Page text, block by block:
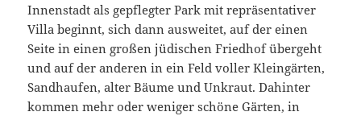
Innenstadt als gepflegter Park mit repräsentativer
Villa beginnt, sich dann ausweitet, auf der einen
Seite in einen großen jüdischen Friedhof übergeht
und auf der anderen in ein Feld voller Kleingärten,
Sandhaufen, alter Bäume und Unkraut. Dahinter
kommen mehr oder weniger schöne Gärten, in